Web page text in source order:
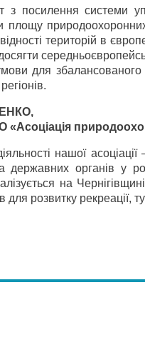
з посилення системи
площу
територій в
для
«Асоціація
нашої
державних органів у
на
розвитку рекреації,